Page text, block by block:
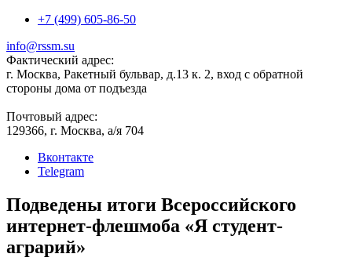
+7 (499) 605-86-50
info@rssm.su
Фактический адрес:
г. Москва, Ракетный бульвар, д.13 к. 2, вход с обратной
стороны дома от подъезда
Почтовый адрес:
129366, г. Москва, а/я 704
Вконтакте
Telegram
Подведены итоги Всероссийского
интернет-флешмоба «Я студент-
аграрий»